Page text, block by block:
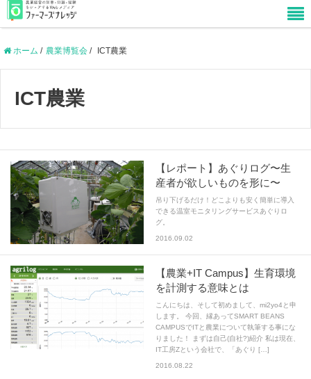
ホーム / 農業博覧会 / ICT農業
ICT農業
【レポート】あぐりログ〜生
産者が欲しいものを形に〜
吊り下げるだけ！どこよりも安く簡単に導入
できる温室モニタリングサービスあぐりロ
グ。
2016.09.02
【農業+IT Campus】生育環境
を計測する意味とは
こんにちは、そして初めまして、mi2yo4と申
します。 今回、縁あってSMART BEANS
CAMPUSでITと農業について執筆する事にな
りました！ まずは自己(自社?)紹介 私は現在、
IT工房Zという会社で、「あぐり […]
2016.08.22